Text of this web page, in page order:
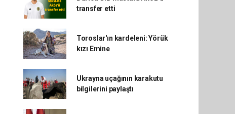
transfer etti
Toroslar'ın kardeleni: Yörük
kızı Emine
Ukrayna uçağının karakutu
bilgilerini paylaştı